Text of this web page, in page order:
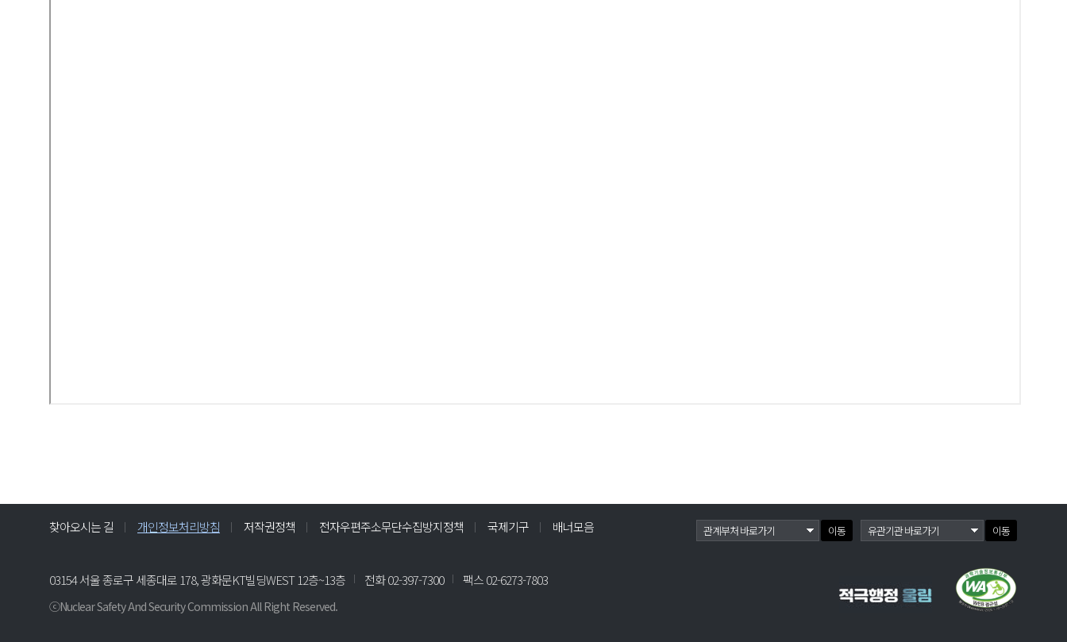
찾아오시는 길 개인정보처리방침 저작권정책 전자우편주소무단수집방지정책 국제기구 배너모음 이동 이동
03154 서울 종로구 세종대로 178, 광화문KT빌딩WEST 12층~13층 전화02-397-7300 팩스 02-6273-7803
ⓒNuclear Safety And Security Commission All Right Reserved.